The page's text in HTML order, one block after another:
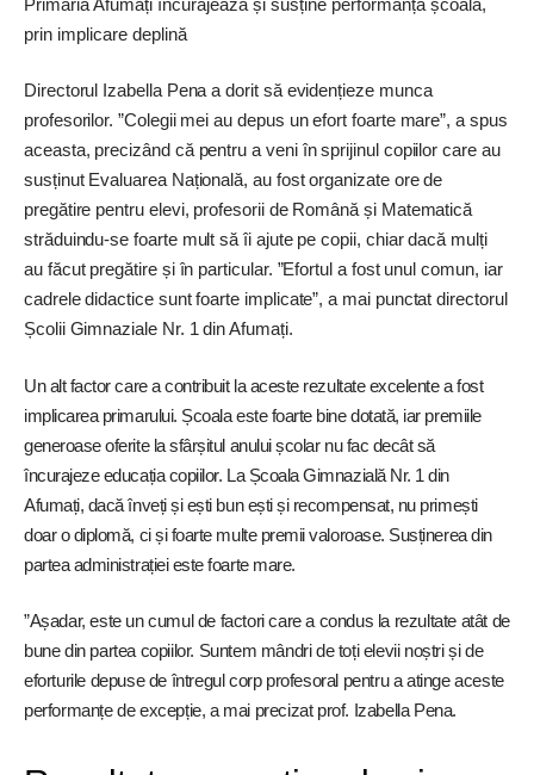
prin implicare deplină
Directorul Izabella Pena a dorit să evidențieze munca
profesorilor. ”Colegii mei au depus un efort foarte mare”, a spus
aceasta, precizând că pentru a veni în sprijinul copiilor care au
susținut Evaluarea Națională, au fost organizate ore de
pregătire pentru elevi, profesorii de Română și Matematică
străduindu-se foarte mult să îi ajute pe copii, chiar dacă mulți
au făcut pregătire și în particular. ”Efortul a fost unul comun, iar
cadrele didactice sunt foarte implicate”, a mai punctat directorul
Școlii Gimnaziale Nr. 1 din Afumați.
Un alt factor care a contribuit la aceste rezultate excelente a fost
implicarea primarului. Școala este foarte bine dotată, iar premiile
generoase oferite la sfârșitul anului școlar nu fac decât să
încurajeze educația copiilor. La Școala Gimnazială Nr. 1 din
Afumați, dacă înveți și ești bun ești și recompensat, nu primești
doar o diplomă, ci și foarte multe premii valoroase. Susținerea din
partea administrației este foarte mare.
”Așadar, este un cumul de factori care a condus la rezultate atât de
bune din partea copiilor. Suntem mândri de toți elevii noștri și de
eforturile depuse de întregul corp profesoral pentru a atinge aceste
performanțe de excepție, a mai precizat prof. Izabella Pena.